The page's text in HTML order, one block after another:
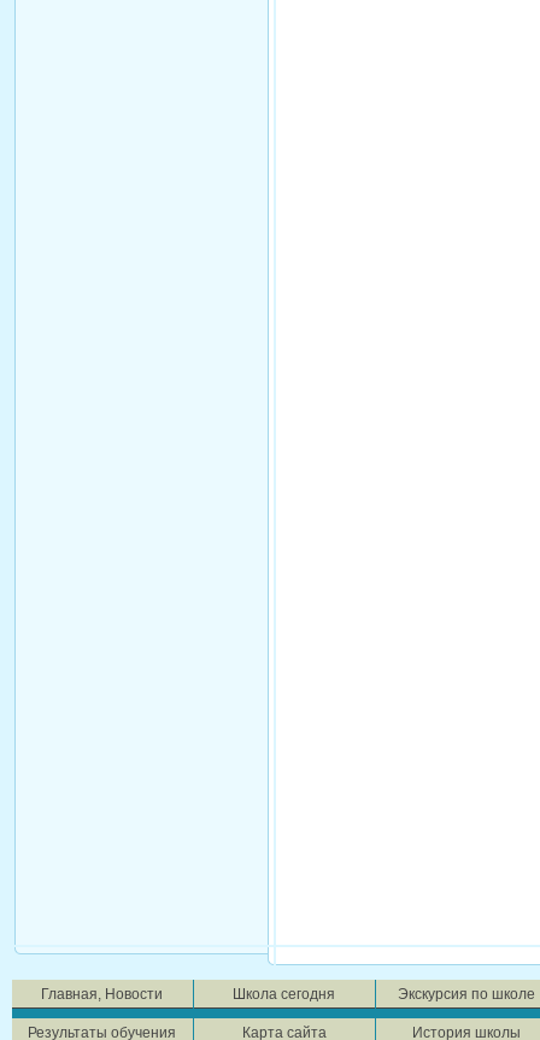
Главная, Новости Школа сегодня Экскурсия по школе
Результаты обучения Карта сайта История школы